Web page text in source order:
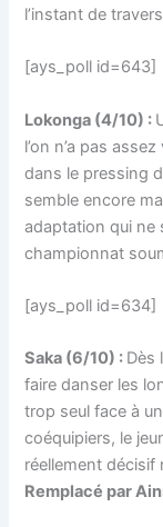
l’instant de
[ays_poll id=643]
Lokonga (4/10) :
l’on n’a pas
dans le pressing
semble encore
adaptation qui ne
championnat
[ays_poll id=634]
Saka (6/10) : Dès
faire danser les
trop seul face à
coéquipiers, le
réellement décisif
Remplacé par